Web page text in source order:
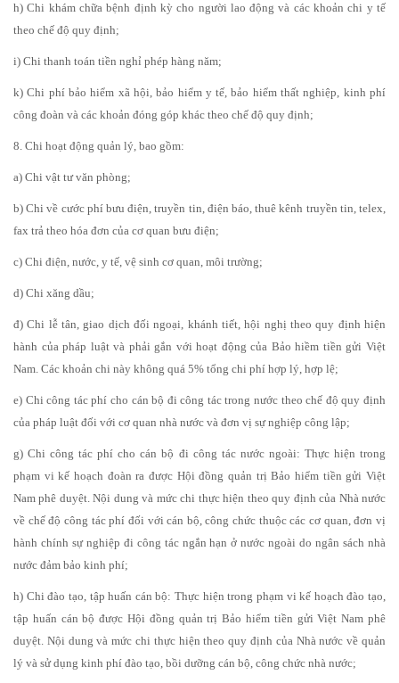
h) Chi khám chữa bệnh định kỳ cho người lao động và các khoản chi y tế
theo chế độ quy định;
i) Chi thanh toán tiền nghỉ phép hàng năm;
k) Chi phí bảo hiểm xã hội, bảo hiểm y tế, bảo hiểm thất nghiệp, kinh phí
công đoàn và các khoản đóng góp khác theo chế độ quy định;
8. Chi hoạt động quản lý, bao gồm:
a) Chi vật tư văn phòng;
b) Chi về cước phí bưu điện, truyền tin, điện báo, thuê kênh truyền tin, telex,
fax trả theo hóa đơn của cơ quan bưu điện;
c) Chi điện, nước, y tế, vệ sinh cơ quan, môi trường;
d) Chi xăng dầu;
đ) Chi lễ tân, giao dịch đối ngoại, khánh tiết, hội nghị theo quy định hiện
hành của pháp luật và phải gắn với hoạt động của Bảo hiềm tiền gửi Việt
Nam. Các khoản chi này không quá 5% tổng chi phí hợp lý, hợp lệ;
e) Chi công tác phí cho cán bộ đi công tác trong nước theo chế độ quy định
của pháp luật đối với cơ quan nhà nước và đơn vị sự nghiệp công lập;
g) Chi công tác phí cho cán bộ đi công tác nước ngoài: Thực hiện trong
phạm vi kế hoạch đoàn ra được Hội đồng quản trị Bảo hiểm tiền gửi Việt
Nam phê duyệt. Nội dung và mức chi thực hiện theo quy định của Nhà nước
về chế độ công tác phí đối với cán bộ, công chức thuộc các cơ quan, đơn vị
hành chính sự nghiệp đi công tác ngắn hạn ở nước ngoài do ngân sách nhà
nước đảm bảo kinh phí;
h) Chi đào tạo, tập huấn cán bộ: Thực hiện trong phạm vi kế hoạch đào tạo,
tập huấn cán bộ được Hội đồng quản trị Bảo hiểm tiền gửi Việt Nam phê
duyệt. Nội dung và mức chi thực hiện theo quy định của Nhà nước về quản
lý và sử dụng kinh phí đào tạo, bồi dưỡng cán bộ, công chức nhà nước;